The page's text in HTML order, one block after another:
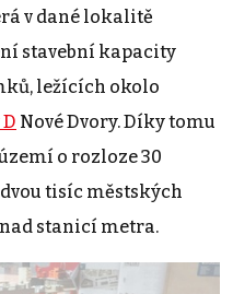
v dané lokalitě
stavební kapacity
ležících okolo
Nové Dvory. Díky tomu
o rozloze 30
tisíc městských
stanicí metra.